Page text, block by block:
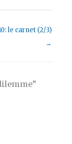
le carnet (2/3)
→